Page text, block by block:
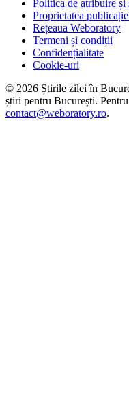
Politica de atribuire și
Proprietatea
Rețeaua Weboratory
Termeni și condiții
Confidențialitate
Cookie-uri
© 2026 Știrile zilei în
știri pentru București.
contact@weboratory.ro.